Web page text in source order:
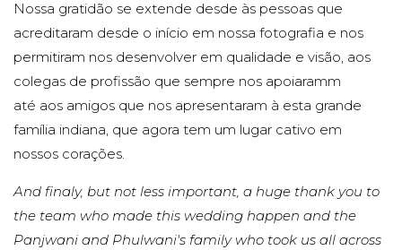
Nossa gratidão se extende desde às pessoas que
acreditaram desde o início em nossa fotografia e nos
permitiram nos desenvolver em qualidade e visão, aos
colegas de profissão que sempre nos apoiaramm
até aos amigos que nos apresentaram à esta grande
família indiana, que agora tem um lugar cativo em
nossos corações.
And finaly, but not less important, a huge thank you to
the team who made this wedding happen and the
Panjwani and Phulwani's family who took us all across